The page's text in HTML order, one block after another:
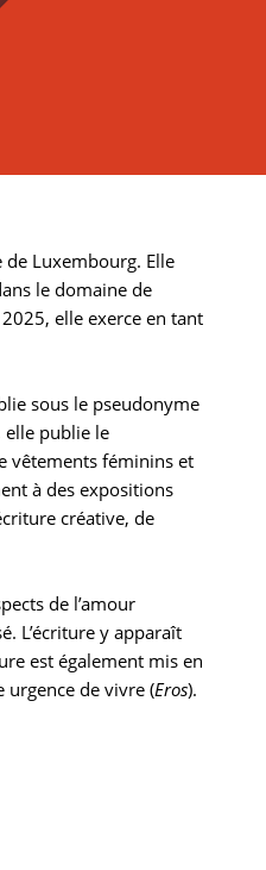
de Luxembourg. Elle
le domaine de
elle exerce en tant
sous le pseudonyme
elle publie le
vêtements féminins et
à des expositions
créative, de
de l’amour
L’écriture y apparaît
est également mis en
urgence de vivre (Eros).